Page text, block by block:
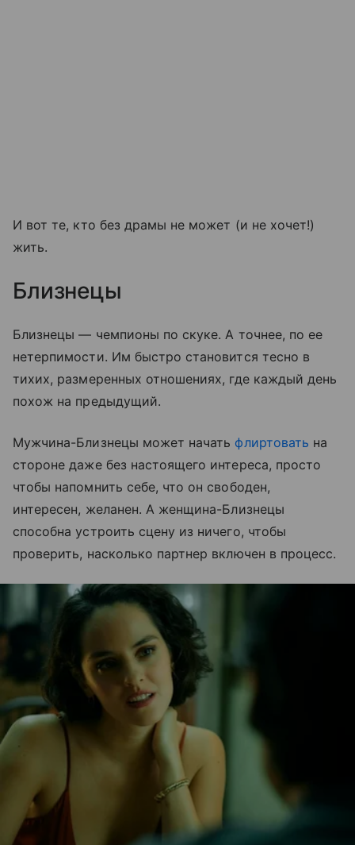
И вот те, кто без драмы не может (и не хочет!)
жить.
Близнецы
Близнецы — чемпионы по скуке. А точнее, по ее
нетерпимости. Им быстро становится тесно в
тихих, размеренных отношениях, где каждый день
похож на предыдущий.
Мужчина-Близнецы может начать флиртовать на
стороне даже без настоящего интереса, просто
чтобы напомнить себе, что он свободен,
интересен, желанен. А женщина-Близнецы
способна устроить сцену из ничего, чтобы
проверить, насколько партнер включен в процесс.